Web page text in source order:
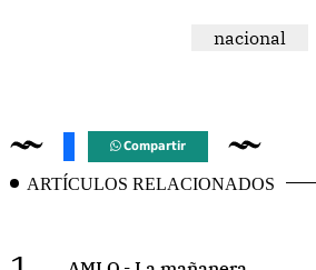
nacional
Compartir
ARTÍCULOS RELACIONADOS